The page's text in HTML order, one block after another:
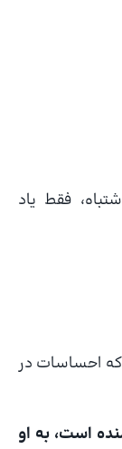
فقط یاد
احساسات در
است، به او